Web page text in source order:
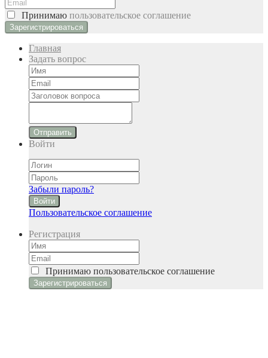
Принимаю пользовательское соглашение
Главная
Задать вопрос
Отправить
Войти
Забыли пароль?
Войти
Пользовательское соглашение
Регистрация
Принимаю пользовательское соглашение